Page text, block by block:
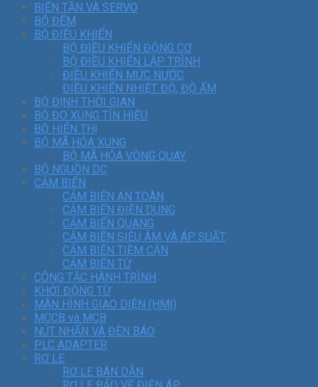
BIẾN TẦN VÀ SERVO
BỘ ĐẾM
BỘ ĐIỀU KHIỂN
BỘ ĐIỀU KHIỂN ĐỘNG CƠ
BỘ ĐIỀU KHIỂN LẬP TRÌNH
ĐIỀU KHIỂN MỨC NƯỚC
ĐIỀU KHIỂN NHIỆT ĐỘ, ĐỘ ẨM
BỘ ĐỊNH THỜI GIAN
BỘ ĐO XUNG TÍN HIỆU
BỘ HIỂN THỊ
BỘ MÃ HÓA XUNG
BỘ MÃ HÓA VÒNG QUAY
BỘ NGUỒN DC
CẢM BIẾN
CẢM BIẾN AN TOÀN
CẢM BIẾN ĐIỆN DUNG
CẢM BIẾN QUANG
CẢM BIẾN SIÊU ÂM VÀ ÁP SUẤT
CẢM BIẾN TIỆM CẬN
CẢM BIẾN TỪ
CÔNG TẮC HÀNH TRÌNH
KHỞI ĐỘNG TỪ
MÀN HÌNH GIAO DIỆN (HMI)
MCCB và MCB
NÚT NHẤN VÀ ĐÈN BÁO
PLC ADAPTER
RƠ LE
RƠ LE BÁN DẪN